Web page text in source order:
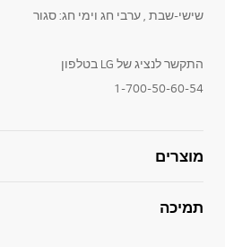
שישי-שבת , ערבי חג וימי חג: סגור
התקשר לנציג של LG בטלפון
1-700-50-60-54
מוצרים
תמיכה